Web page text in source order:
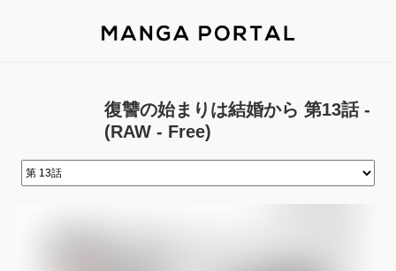
復讐の始まりは結婚から 第13話 -
(RAW - Free)